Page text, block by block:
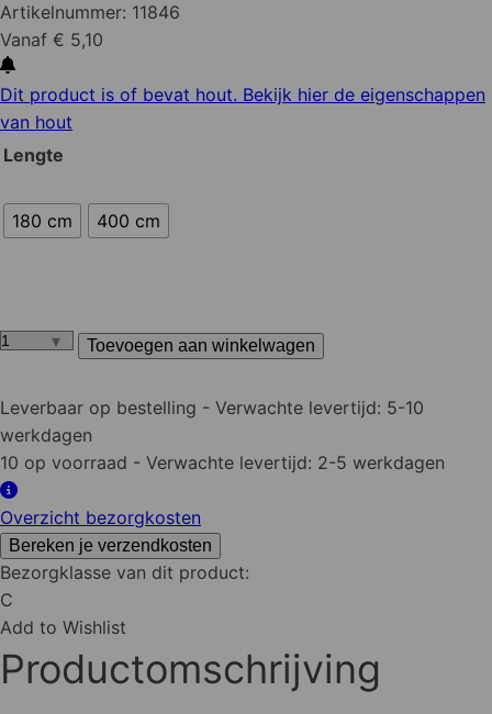
Artikelnummer: 11846
Vanaf € 5,10
Dit product is of bevat hout. Bekijk hier de eigenschappen
van hout
Lengte
180 cm 400 cm
Douglas
fijnbezaagd
zwart
geimpregneerd
16x140
mm
aantal
Toevoegen aan winkelwagen
Leverbaar op bestelling - Verwachte levertijd: 5-10
werkdagen
10 op voorraad - Verwachte levertijd: 2-5 werkdagen
Overzicht bezorgkosten
Bereken je verzendkosten
Bezorgklasse van dit product:
C
Add to Wishlist
Productomschrijving